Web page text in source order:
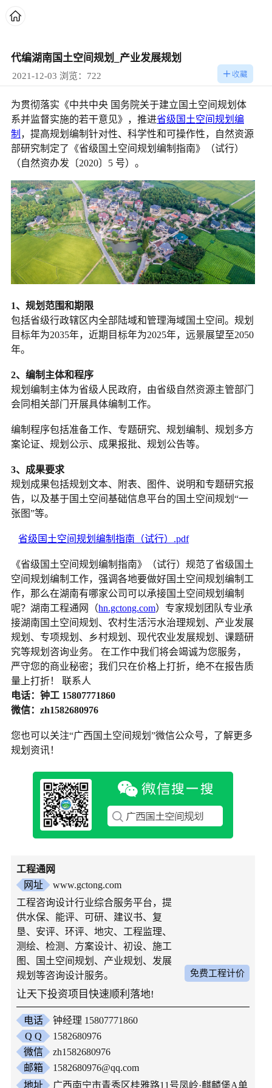
代编湖南国土空间规划_产业发展规划
2021-12-03 浏览：722
为贯彻落实《中共中央 国务院关于建立国土空间规划体
系并监督实施的若干意见》，推进省级国土空间规划编
制 ，提高规划编制针对性、科学性和可操作性，自然资源
部研究制定了《省级国土空间规划编制指南》（试行）
（自然资办发〔2020〕5 号）。
1、规划范围和期限
包括省级行政辖区内全部陆域和管理海域国土空间。规划
目标年为2035年，近期目标年为2025年，远景展望至2050
年。
2、编制主体和程序
规划编制主体为省级人民政府，由省级自然资源主管部门
会同相关部门开展具体编制工作。
编制程序包括准备工作、专题研究、规划编制、规划多方
案论证、规划公示、成果报批、规划公告等。
3、成果要求
规划成果包括规划文本、附表、图件、说明和专题研究报
告，以及基于国土空间基础信息平台的国土空间规划“一
张图”等。
省级国土空间规划编制指南（试行）.pdf
《省级国土空间规划编制指南》（试行）规范了省级国土
空间规划编制工作，强调各地要做好国土空间规划编制工
作，那么在湖南有哪家公司可以承接国土空间规划编制
呢？湖南工程通网（hn.gctong.com）专家规划团队专业承
接湖南国土空间规划、农村生活污水治理规划、产业发展
规划、专项规划、乡村规划、现代农业发展规划、课题研
究等规划咨询业务。 在工作中我们将会竭诚为您服务，
严守您的商业秘密；我们只在价格上打折，绝不在报告质
量上打折！ 联系人
电话：钟工 15807771860
微信：zh1582680976
您也可以关注“广西国土空间规划”微信公众号，了解更多
规划资讯！
工程通网
网址
www.gctong.com
免费工程计价
工程咨询设计行业综合服务平台，提
供水保、能评、可研、建议书、复
垦、安评、环评、地灾、工程监理、
测绘、检测、方案设计、初设、施工
图、国土空间规划、产业规划、发展
规划等咨询设计服务。
让天下投资项目快速顺利落地!
电话
钟经理 15807771860
Q Q
1582680976
微信
zh1582680976
邮箱
1582680976@qq.com
地址
广西南宁市青秀区桂雅路11号凤岭·麒麟堡A单